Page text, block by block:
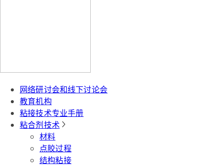
网络研讨会和线下讨论会
教育机构
粘接技术专业手册
粘合剂技术
材料
点胶过程
结构粘接